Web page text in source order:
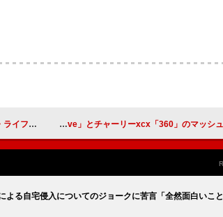
初登場3位に ドーチー、ツアー初日に「Persuasive」とチャーリーxcx「360」の
よる自宅侵入についてのジョークに苦言「全然面白いこと